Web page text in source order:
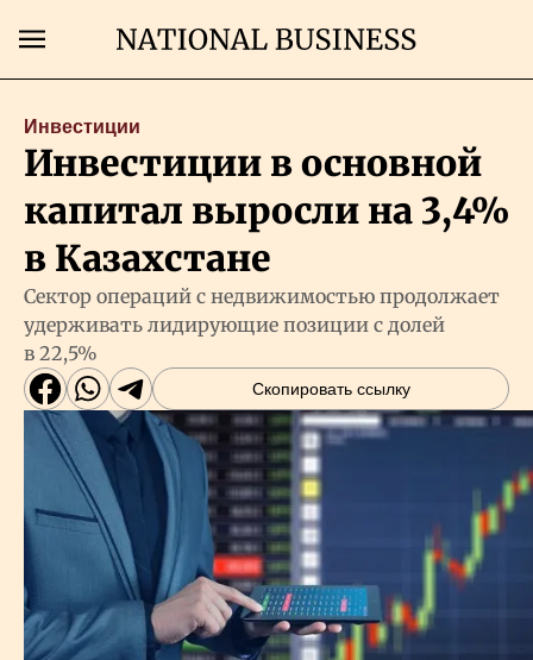
Главная
Экономика
Рынки
Технологии
Власть
Геополитика
Инвестиции
Инвестиции в основной
капитал выросли на 3,4%
в Казахстане
Сектор операций с недвижимостью продолжает
удерживать лидирующие позиции с долей
в 22,5%
Скопировать ссылку